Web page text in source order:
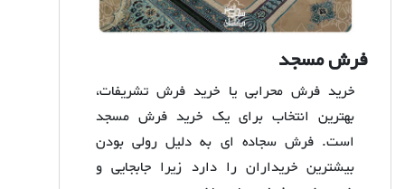
فرش مسجد
خرید فرش محرابی یا خرید فرش تشریفات،
بهترین انتخاب برای یک خرید فرش مسجد
است. فرش سجاده ای به دلیل رولی بودن
بیشترین خریداران را دارد زیرا جابجایی و